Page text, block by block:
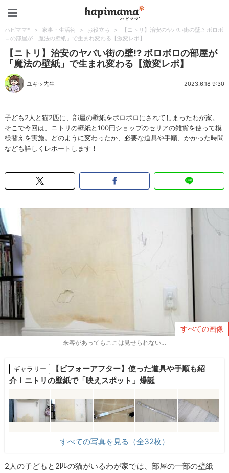
ハピママ* > 家事・生活術 > お役立ち >
【ニトリ】治安のヤバい街の壁!? ボロボ
ロの部屋が「魔法の壁紙」で生まれ変わる【激変レポ】
【ニトリ】治安のヤバい街の壁!? ボロボロの部屋が
「魔法の壁紙」で生まれ変わる【激変レポ】
ユキッ先生 2023.6.18 9:30
子ども2人と猫2匹に、部屋の壁紙をボロボロにされてしまったわが家。
そこで今回は、ニトリの壁紙と100円ショップのセリアの雑貨を使って模
様替えを実施。どのように変わったか、必要な道具や手順、かかった時間
なども詳しくレポートします！
すべての画像
来客があってもここは見せられない…
ギャラリー
【ビフォーアフター】使った道具や手順も紹
介！ニトリの壁紙で「映えスポット」爆誕
すべての写真を見る（全32枚）
2人の子どもと2匹の猫がいるわが家では、部屋の一部の壁紙